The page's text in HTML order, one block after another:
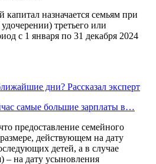
назначается семьям при
третьего или
с 1 января по 31 декабря 2024
дни? Рассказал эксперт
самые большие зарплаты в…
предоставление семейного
действующем на дату
детей, а в случае
– на дату усыновления